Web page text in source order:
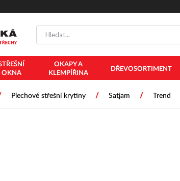
OKNA
OKAPY A
KLEMPÍŘINA
DŘEVOSORTIMENT
Plechové střešní krytiny / Satjam / Trend